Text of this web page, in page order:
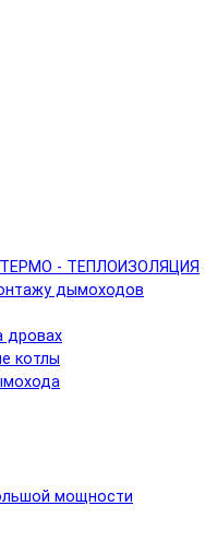
- ТЕПЛОИЗОЛЯЦИЯ
дымоходов
дровах
котлы
мощности